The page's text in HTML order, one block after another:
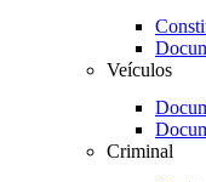
Veículos
Criminal